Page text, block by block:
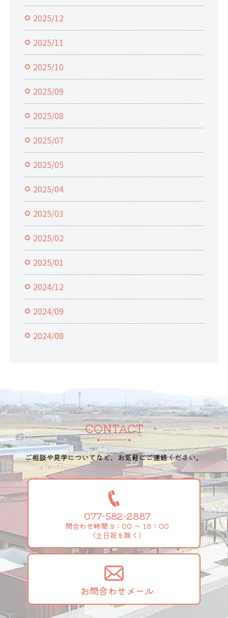
2025/12
2025/11
2025/10
2025/09
2025/08
2025/07
2025/05
2025/04
2025/03
2025/02
2025/01
2024/12
2024/09
2024/08
CONTACT
ご相談や見学についてなど、お気軽にご連絡ください。
077-582-2887
問合わせ時間 9：00 ～ 18：00
（土日祝を除く）
お問合わせメール